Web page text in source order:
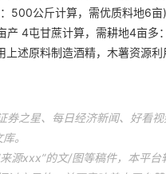
500公斤计算，需优质料地6亩
产 4屯甘蔗计算，需耕地4亩多
上述原料制造酒精，木薯资源
券之星、每日经济新闻、好看视
。
源xxx”的文/图等稿件，本平台